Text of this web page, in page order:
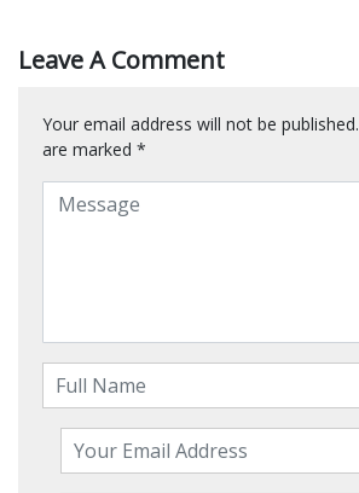
Leave A Comment
Your email address will not be published.
are marked *